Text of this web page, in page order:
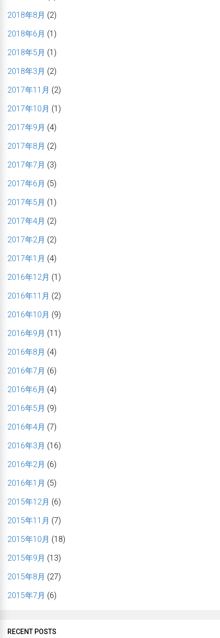
2018年8月 (2)
2018年6月 (1)
2018年5月 (1)
2018年3月 (2)
2017年11月 (2)
2017年10月 (1)
2017年9月 (4)
2017年8月 (2)
2017年7月 (3)
2017年6月 (5)
2017年5月 (1)
2017年4月 (2)
2017年2月 (2)
2017年1月 (4)
2016年12月 (1)
2016年11月 (2)
2016年10月 (9)
2016年9月 (11)
2016年8月 (4)
2016年7月 (6)
2016年6月 (4)
2016年5月 (9)
2016年4月 (7)
2016年3月 (16)
2016年2月 (6)
2016年1月 (5)
2015年12月 (6)
2015年11月 (7)
2015年10月 (18)
2015年9月 (13)
2015年8月 (27)
2015年7月 (6)
RECENT POSTS